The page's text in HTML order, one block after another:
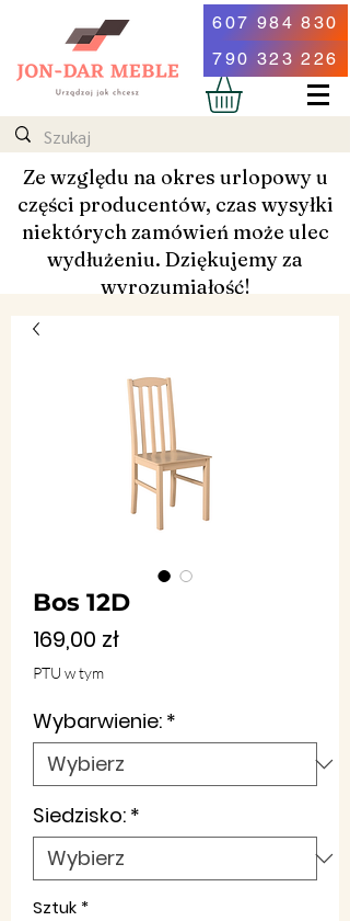
607 984 830
790 323 226
Ze względu na okres urlopowy u
części producentów, czas wysyłki
niektórych zamówień może ulec
wydłużeniu. Dziękujemy za
wyrozumiałość!
Bos 12D
169,00 złCena
PTU w tym
Wybarwienie: *
Siedzisko: *
Sztuk *